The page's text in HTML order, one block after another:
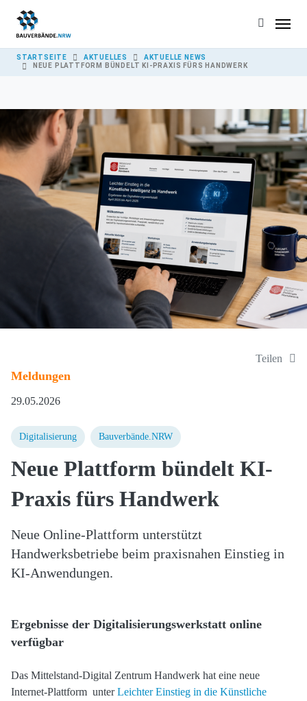
YOU ARE HERE:
STARTSEITE AKTUELLES
AKTUELLE NEWS
NEUE PLATTFORM BÜNDELT KI-PRAXIS FÜRS HANDWERK
Teilen
Meldungen
29.05.2026
Digitalisierung Bauverbände.NRW
Neue Plattform bündelt KI-
Praxis fürs Handwerk
Neue Online-Plattform unterstützt
Handwerksbetriebe beim praxisnahen Einstieg in
KI-Anwendungen.
Ergebnisse der Digitalisierungswerkstatt online
verfügbar
Das Mittelstand-Digital Zentrum Handwerk hat eine neue
Internet-Plattform unterLeichter Einstieg in die Künstliche